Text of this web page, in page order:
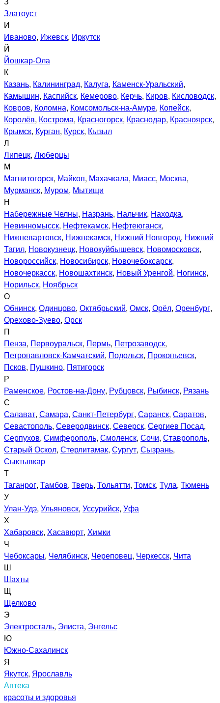
Златоуст
И
Иваново, Ижевск, Иркутск
Й
Йошкар-Ола
К
Казань, Калининград, Калуга, Каменск-Уральский,
Камышин, Каспийск, Кемерово, Керчь, Киров, Кисловодск,
Ковров, Коломна, Комсомольск-на-Амуре, Копейск,
Королёв, Кострома, Красногорск, Краснодар, Красноярск,
Крымск, Курган, Курск, Кызыл
Л
Липецк, Люберцы
М
Магнитогорск, Майкоп, Махачкала, Миасс, Москва,
Мурманск, Муром, Мытищи
Н
Набережные Челны, Назрань, Нальчик, Находка,
Невинномысск, Нефтекамск, Нефтеюганск,
Нижневартовск, Нижнекамск, Нижний Новгород, Нижний
Тагил, Новокузнецк, Новокуйбышевск, Новомосковск,
Новороссийск, Новосибирск, Новочебоксарск,
Новочеркасск, Новошахтинск, Новый Уренгой, Ногинск,
Норильск, Ноябрьск
О
Обнинск, Одинцово, Октябрьский, Омск, Орёл, Оренбург,
Орехово-Зуево, Орск
П
Пенза, Первоуральск, Пермь, Петрозаводск,
Петропавловск-Камчатский, Подольск, Прокопьевск,
Псков, Пушкино, Пятигорск
Р
Раменское, Ростов-на-Дону, Рубцовск, Рыбинск, Рязань
С
Салават, Самара, Санкт-Петербург, Саранск, Саратов,
Севастополь, Северодвинск, Северск, Сергиев Посад,
Серпухов, Симферополь, Смоленск, Сочи, Ставрополь,
Старый Оскол, Стерлитамак, Сургут, Сызрань,
Сыктывкар
Т
Таганрог, Тамбов, Тверь, Тольятти, Томск, Тула, Тюмень
У
Улан-Удэ, Ульяновск, Уссурийск, Уфа
Х
Хабаровск, Хасавюрт, Химки
Ч
Чебоксары, Челябинск, Череповец, Черкесск, Чита
Ш
Шахты
Щ
Щелково
Э
Электросталь, Элиста, Энгельс
Ю
Южно-Сахалинск
Я
Якутск, Ярославль
Аптека
красоты и здоровья